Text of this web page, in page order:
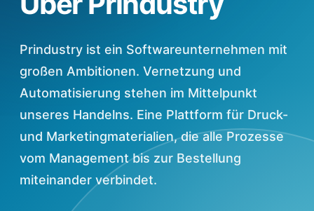
Prindustry ist ein Softwareunternehmen mit
großen Ambitionen. Vernetzung und
Automatisierung stehen im Mittelpunkt
unseres Handelns. Eine Plattform für Druck-
und Marketingmaterialien, die alle Prozesse
vom Management bis zur Bestellung
miteinander verbindet.